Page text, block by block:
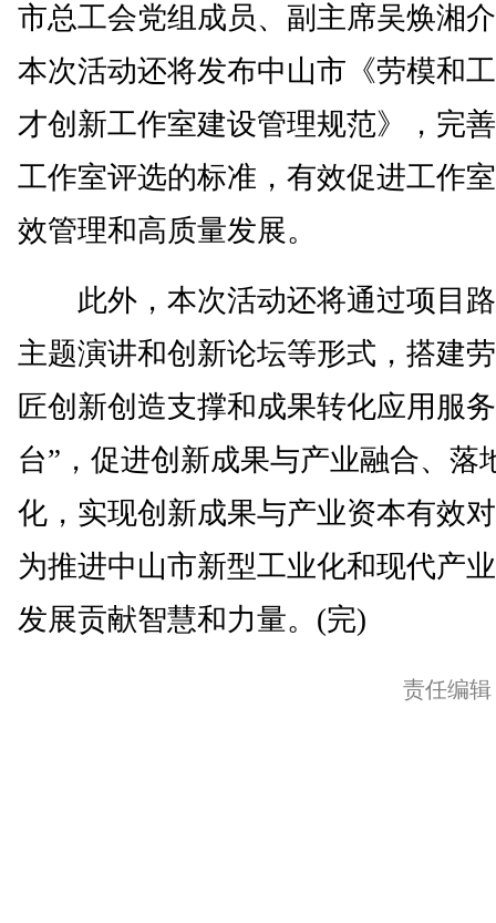
市总工会党组成员、副主席吴焕湘
本次活动还将发布中山市《劳模和
才创新工作室建设管理规范》，完
工作室评选的标准，有效促进工作
效管理和高质量发展。
此外，本次活动还将通过项目
主题演讲和创新论坛等形式，搭建
匠创新创造支撑和成果转化应用服
台”，促进创新成果与产业融合、落
化，实现创新成果与产业资本有效
为推进中山市新型工业化和现代产
发展贡献智慧和力量。(完)
责任编